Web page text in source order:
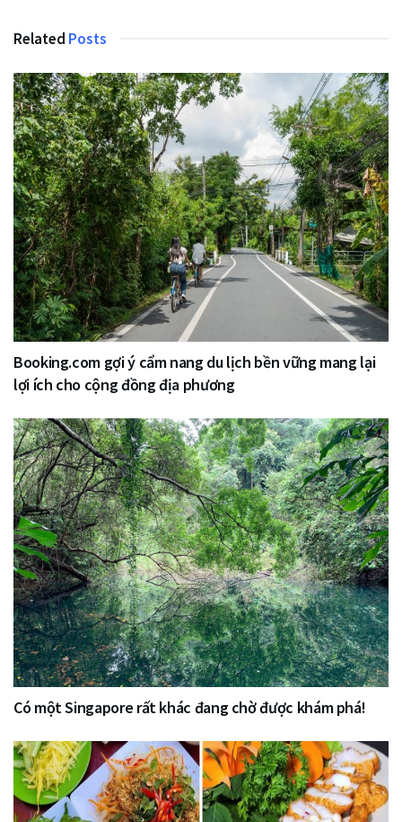
Related Posts
Booking.com gợi ý cẩm nang du lịch bền vững mang lại
lợi ích cho cộng đồng địa phương
Có một Singapore rất khác đang chờ được khám phá!